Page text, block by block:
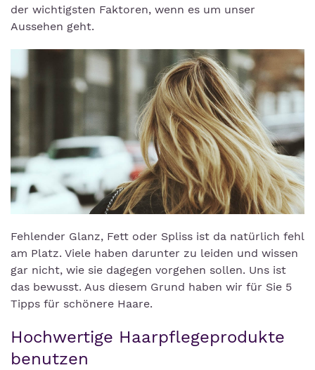
der wichtigsten Faktoren, wenn es um unser
Aussehen geht.
Fehlender Glanz, Fett oder Spliss ist da natürlich fehl
am Platz. Viele haben darunter zu leiden und wissen
gar nicht, wie sie dagegen vorgehen sollen. Uns ist
das bewusst. Aus diesem Grund haben wir für Sie 5
Tipps für schönere Haare.
Hochwertige Haarpflegeprodukte
benutzen